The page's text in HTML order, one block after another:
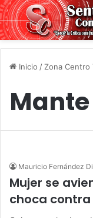
Inicio / Zona Centro
Mante
Mauricio Fernández
Mujer se
choca